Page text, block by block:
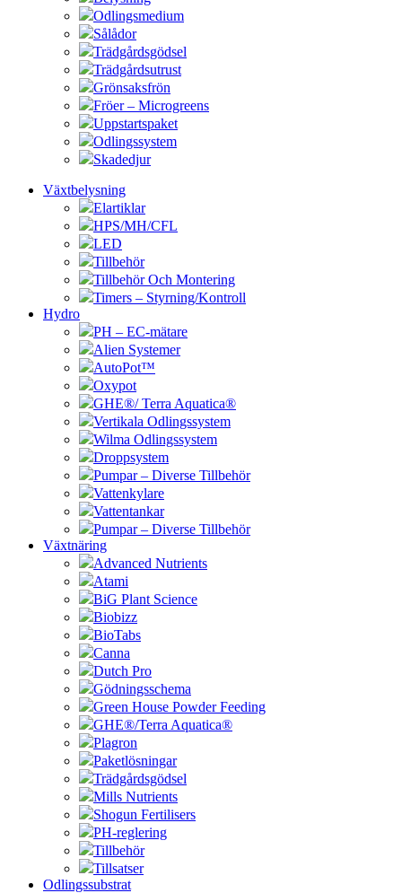
Odlingsmedium
Sålådor
Trädgårdsgödsel
Trädgårdsutrust
Grönsaksfrön
Fröer – Microgreens
Uppstartspaket
Odlingssystem
Skadedjur
Växtbelysning
Elartiklar
HPS/MH/CFL
LED
Tillbehör
Tillbehör Och Montering
Timers – Styrning/Kontroll
Hydro
PH – EC-mätare
Alien Systemer
AutoPot™
Oxypot
GHE®/ Terra Aquatica®
Vertikala Odlingssystem
Wilma Odlingssystem
Droppsystem
Pumpar – Diverse Tillbehör
Vattenkylare
Vattentankar
Pumpar – Diverse Tillbehör
Växtnäring
Advanced Nutrients
Atami
BiG Plant Science
Biobizz
BioTabs
Canna
Dutch Pro
Gödningsschema
Green House Powder Feeding
GHE®/Terra Aquatica®
Plagron
Paketlösningar
Trädgårdsgödsel
Mills Nutrients
Shogun Fertilisers
PH-reglering
Tillbehör
Tillsatser
Odlingssubstrat